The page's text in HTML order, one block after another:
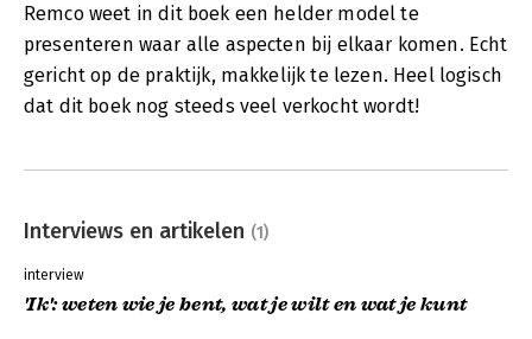
Remco weet in dit boek een helder model te
presenteren waar alle aspecten bij elkaar komen. Echt
gericht op de praktijk, makkelijk te lezen. Heel logisch
dat dit boek nog steeds veel verkocht wordt!
Interviews en artikelen (1)
interview
'Ik': weten wie je bent, wat je wilt en wat je kunt